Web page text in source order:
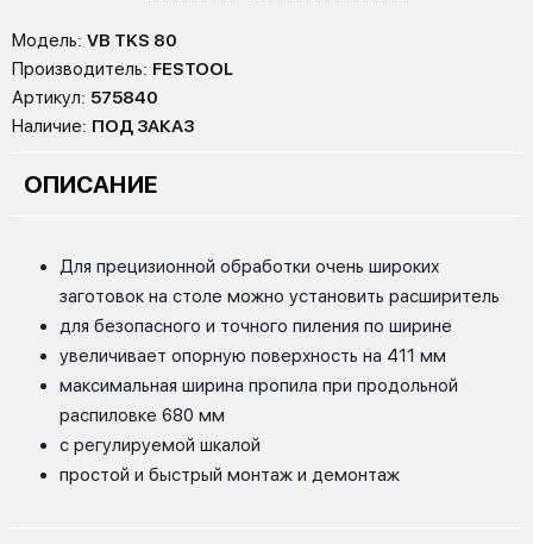
Модель: VB TKS 80
Производитель: FESTOOL
Артикул: 575840
Наличие: ПОД ЗАКАЗ
ОПИСАНИЕ
Для прецизионной обработки очень широких
заготовок на столе можно установить расширитель
для безопасного и точного пиления по ширине
увеличивает опорную поверхность на 411 мм
максимальная ширина пропила при продольной
распиловке 680 мм
с регулируемой шкалой
простой и быстрый монтаж и демонтаж